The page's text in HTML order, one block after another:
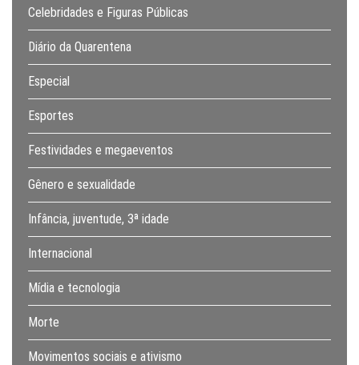
Celebridades e Figuras Públicas
Diário da Quarentena
Especial
Esportes
Festividades e megaeventos
Gênero e sexualidade
Infância, juventude, 3ª idade
Internacional
Mídia e tecnologia
Morte
Movimentos sociais e ativismo